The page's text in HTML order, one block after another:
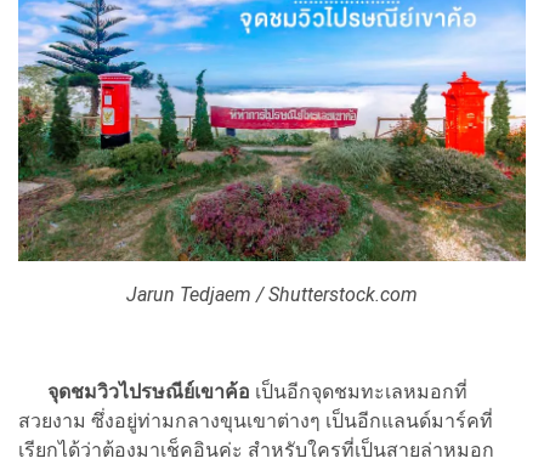
Jarun Tedjaem / Shutterstock.com
จุดชมวิวไปรษณีย์เขาค้อ เป็นอีกจุดชมทะเลหมอกที่
สวยงาม ซึ่งอยู่ท่ามกลางขุนเขาต่างๆ เป็นอีกแลนด์มาร์คที่
เรียกได้ว่าต้องมาเช็คอินค่ะ สำหรับใครที่เป็นสายล่าหมอก